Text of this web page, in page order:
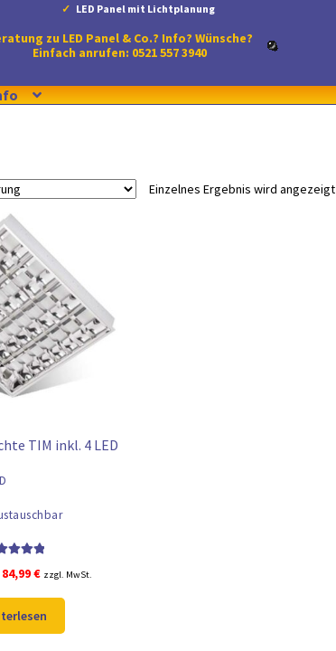
LED Panel mit Lichtplanung
zu LED Panel & Co.? Info? Wünsche?
Einfach anrufen: 0521 557 3940
Einzelnes Ergebnis wird angezeigt
TIM inkl. 4 LED
von 5
Ursprünglicher
€
84,99€Aktueller
ist:
84,99 €.
zzgl. MwSt.